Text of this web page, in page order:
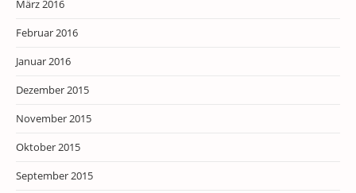
März 2016
Februar 2016
Januar 2016
Dezember 2015
November 2015
Oktober 2015
September 2015